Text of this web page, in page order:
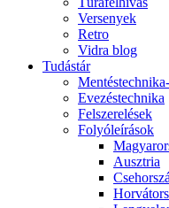
Versenyek
Retro
Vidra blog
Tudástár
Evezéstechnika
Felszerelések
Folyóleírások
Ausztria